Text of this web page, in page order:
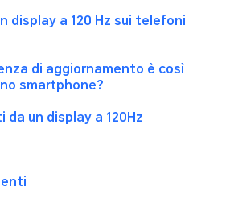
display a 120 Hz sui telefoni
di aggiornamento è così
smartphone?
un display a 120Hz